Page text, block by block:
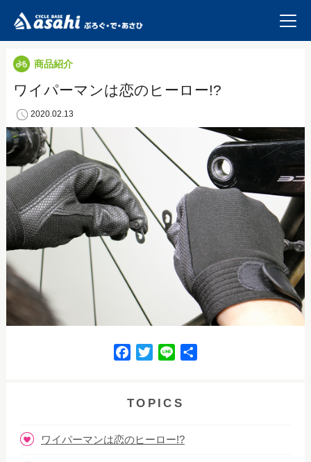
商品紹介
ワイパーマンは恋のヒーロー!?
2020.02.13
e
o
t
e
e
TOPICS
ワイパーマンは恋のヒーロー!?